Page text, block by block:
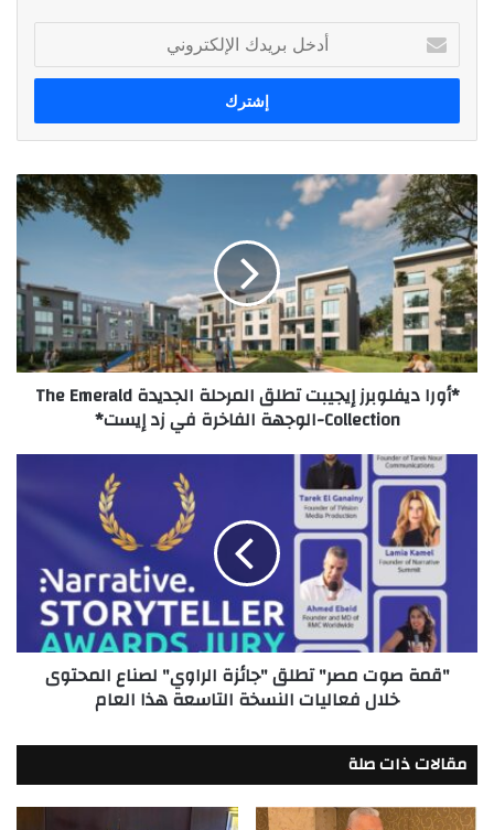
بريدك
الإلكتروني
*أورا
ديفلوبرز
إيجيبت
تطلق
المرحلة
الجديدة
The
Emerald
Collection-
الوجهة
إيست*
*أورا ديفلوبرز إيجيبت تطلق المرحلة الجديدة The Emerald
Collection-الوجهة الفاخرة في زد إيست*
صوت
الراوي"
المحتوى
خلال
فعاليات
هذا
العام
"قمة صوت مصر" تطلق "جائزة الراوي" لصناع المحتوى
خلال فعاليات النسخة التاسعة هذا العام
مقالات ذات صلة